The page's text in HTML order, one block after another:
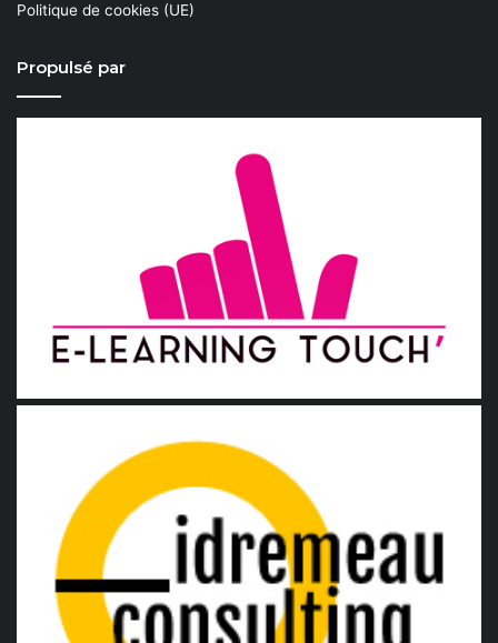
Politique de cookies (UE)
Propulsé par